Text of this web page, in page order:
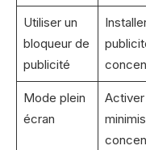
Utiliser un
bloqueur de
publicité
Mode plein
écran